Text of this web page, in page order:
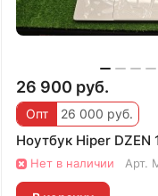
26 900 руб.
Опт 26 000 руб.
Ноутбук Hiper DZEN
Нет в наличии Арт.